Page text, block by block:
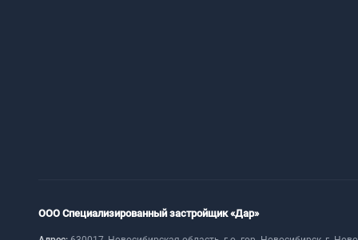
ООО Специализированный застройщик «Дар»